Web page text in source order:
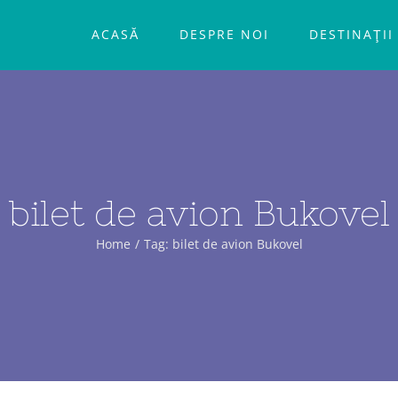
ACASĂ DESPRE NOI DESTINAŢII
bilet de avion Bukovel
Home / Tag: bilet de avion Bukovel